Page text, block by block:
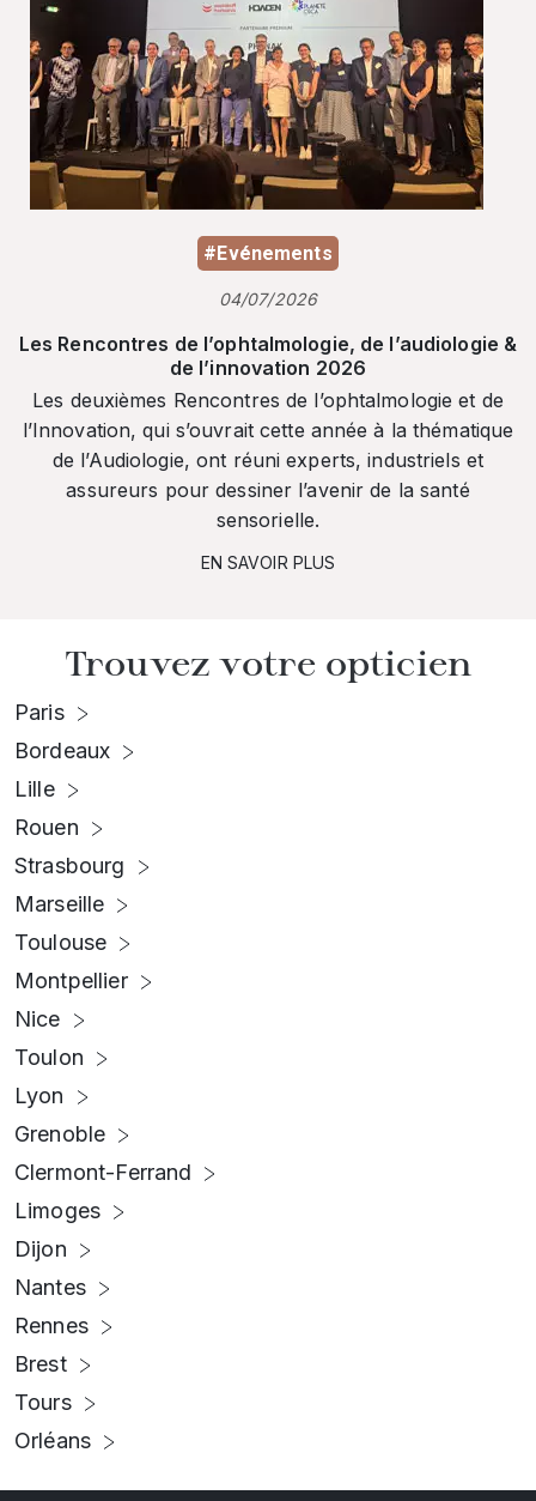
#Evénements
04/07/2026
Les Rencontres de l’ophtalmologie, de l’audiologie &
de l’innovation 2026
Les deuxièmes Rencontres de l’ophtalmologie et de
l’Innovation, qui s’ouvrait cette année à la thématique
de l’Audiologie, ont réuni experts, industriels et
assureurs pour dessiner l’avenir de la santé
sensorielle.
EN SAVOIR PLUS
Trouvez votre opticien
Paris
Bordeaux
Lille
Rouen
Strasbourg
Marseille
Toulouse
Montpellier
Nice
Toulon
Lyon
Grenoble
Clermont-Ferrand
Limoges
Dijon
Nantes
Rennes
Brest
Tours
Orléans